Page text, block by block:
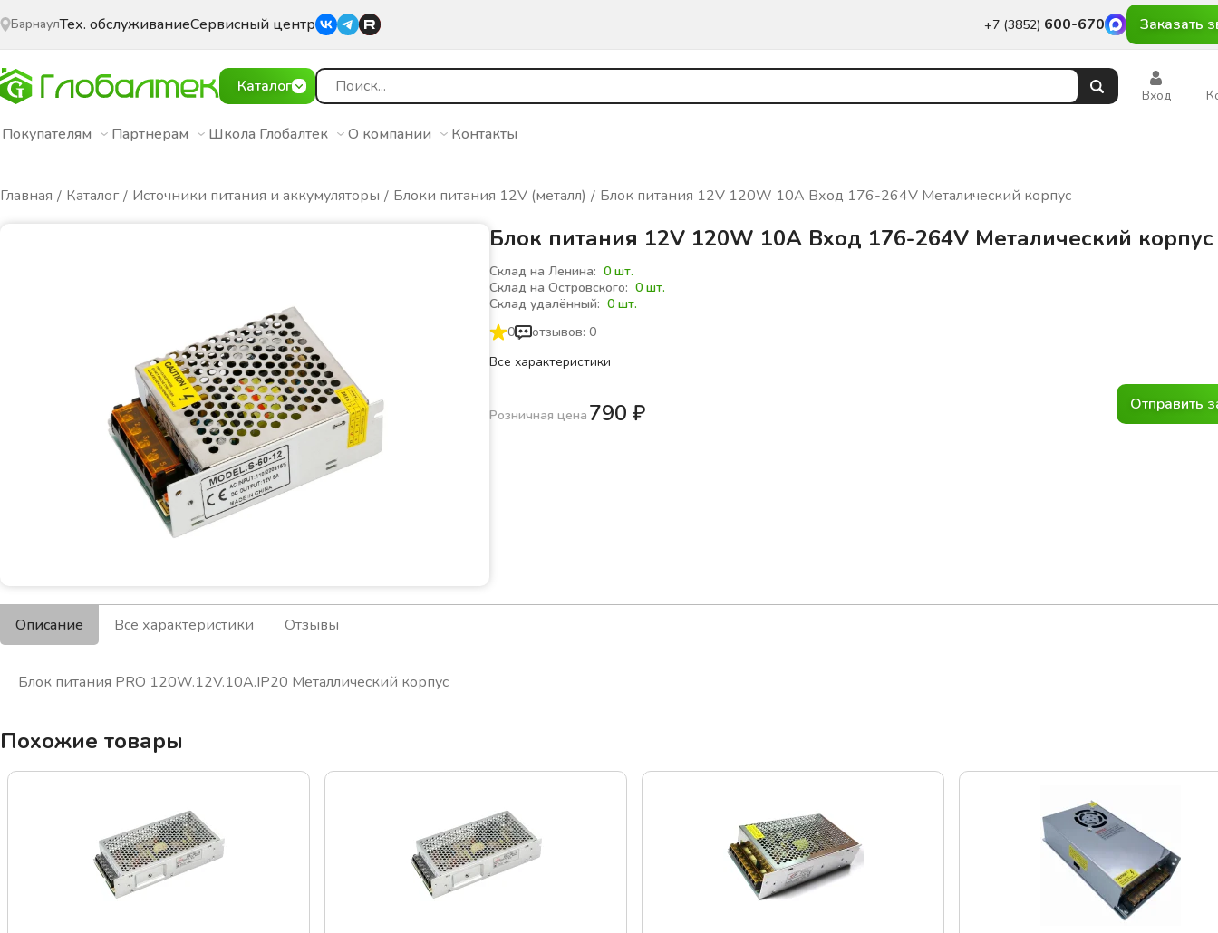
БарнаулТех. обслуживаниеСервисный центр +7 (3852) 600-670 Заказать
Каталог Вход
Покупателям Партнерам Школа Глобалтек О компании Контакты
Главная Каталог Источники питания и аккумуляторы Блоки питания 12V (металл) Блок питания 12V 120W 10A Вход 176-264V Металический корпус
Блок питания 12V 120W 10A Вход 176-264V Металический корпус
Склад на Ленина: 0 шт.
Склад на Островского: 0 шт.
Склад удалённый: 0 шт.
0
отзывов: 0
Все характеристики
Розничная цена 790 ₽ Отправить
Описание Все характеристики Отзывы
Блок питания PRO 120W.12V.10A.IP20 Металлический корпус
Похожие товары